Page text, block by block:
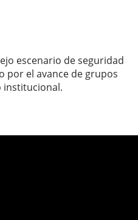
escenario de seguridad
por el avance de grupos
institucional.